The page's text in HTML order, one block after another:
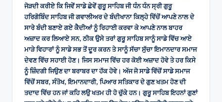
ਜੋੜਦੀ ਕਰੀਏ ਕਿ ਜਿਵੇਂ ਸਾਡੇ ਛੇਵੇਂ ਗੁਰੂ ਸਾਹਿਬ ਜੀ ਧੰਨ ਧੰਨ ਸ੍ਰੀ ਗੁਰੂ
ਹਰਿਗੋਬਿੰਦ ਸਾਹਿਬ ਜੀ ਗਵਾਲੀਅਰ ਦੇ ਬੰਦੀਖਾਨਾ ਕਿਲ੍ਹੇ ਵਿੱਚੋਂ ਆਪਣੇ ਨਾਲ ਦੇ
ਸਾਰੇ ਬੰਦੀ ਬਣਾਏ ਗਏ ਕੈਦੀਆਂ ਨੂੰ ਰਿਹਾਈ ਕਰਵਾ ਕੇ ਆਪਣੇ ਨਾਲ ਬਾਹਰ
ਅਜ਼ਾਦ ਕਰ ਲਿਆਏ ਸਨ, ਠੀਕ ਉਸੇ ਤਰਾਂ ਗੁਰੂ ਸਾਹਿਬ ਸਾਨੂੰ ਸਾਡੇ ਵਿੱਚ ਆਏ
ਮਾੜੇ ਵਿਹਾਰਾਂ ਨੂੰ ਸਾਡੇ ਸਭ ਤੋਂ ਦੂਰ ਕਰਨ ਤੇ ਸਾਨੂੰ ਸੱਚਾ ਸੁੱਚਾ ਇਮਾਨਦਾਰ ਸਮਾਜ
ਦੇਵਣ ਵਿੱਚ ਸਹਾਈ ਹੋਣ। ਜਿਸ ਸਮਾਜ ਵਿੱਚ ਹਰ ਕੋਈ ਅਜ਼ਾਦ ਹੋਵੇ ਤੇ ਹਰ ਕਿਸੇ
ਨੂੰ ਜ਼ਿੰਦਗੀ ਜਿਉਣ ਦਾ ਬਰਾਬਰ ਦਾ ਹੱਕ ਹੋਵੇ। ਅੱਜ ਜੋ ਸਾਡੇ ਵਿੱਚੋਂ ਸਾਡੇ ਸਮਾਜ
ਵਿੱਚੋਂ ਸਬਰ, ਸੰਤੋਖ, ਇਮਾਨਦਾਰੀ, ਪਿਆਰ ਸਤਿਕਾਰ ਦੇ ਗੁਣ ਖਤਮ ਹੋਣ ਦੀ
ਤਦਾਦ ਵਿੱਚ ਹਨ ਜਾਂ ਕਹਿ ਲਉ ਖਤਮ ਹੀ ਹੋ ਚੁੱਕੇ ਹਨ। ਗੁਰੂ ਸਾਹਿਬ ਇਹਨਾਂ ਗੁਣਾਂ